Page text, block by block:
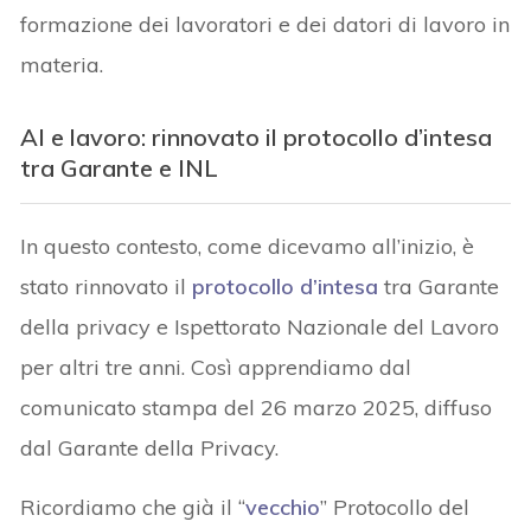
formazione dei lavoratori e dei datori di lavoro in
materia.
AI e lavoro: rinnovato il protocollo d’intesa
tra Garante e INL
In questo contesto, come dicevamo all’inizio, è
stato rinnovato il protocollo d’intesa tra Garante
della privacy e Ispettorato Nazionale del Lavoro
per altri tre anni. Così apprendiamo dal
comunicato stampa del 26 marzo 2025, diffuso
dal Garante della Privacy.
Ricordiamo che già il “vecchio” Protocollo del